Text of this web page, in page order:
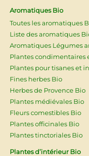
Aromatiques Bio
Toutes les aromatiques
Liste des aromatiques
Aromatiques Légumes
Plantes condimentaires
Plantes pour tisanes et
Fines herbes Bio
Herbes de Provence Bio
Plantes médiévales Bio
Fleurs comestibles Bio
Plantes officinales Bio
Plantes tinctoriales Bio
Plantes d’intérieur Bio